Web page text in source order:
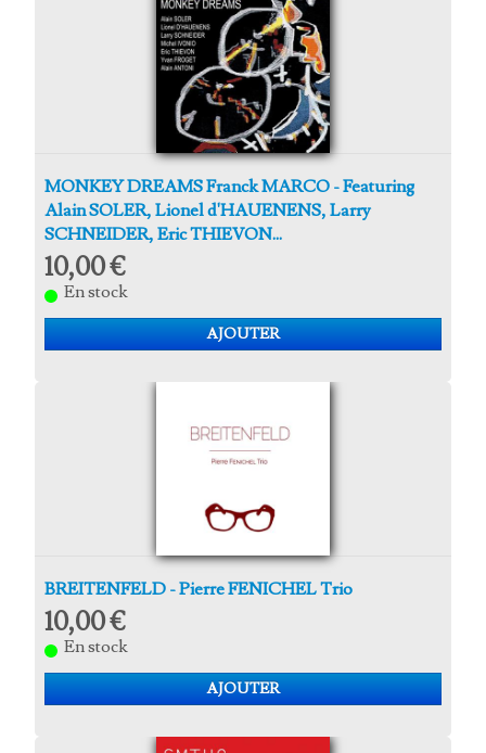
MONKEY DREAMS Franck MARCO - Featuring
Alain SOLER, Lionel d'HAUENENS, Larry
SCHNEIDER, Eric THIEVON...
10,00 €
En stock
AJOUTER
BREITENFELD - Pierre FENICHEL Trio
10,00 €
En stock
AJOUTER